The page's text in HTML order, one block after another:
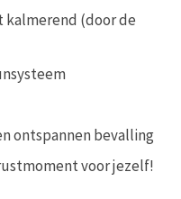
kalmerend (door de
ontspannen bevalling
voor jezelf!